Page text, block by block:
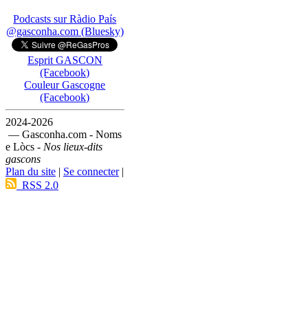
Podcasts sur Ràdio País
@gasconha.com (Bluesky)
Esprit GASCON
(Facebook)
Couleur Gascogne
(Facebook)
2024-2026
— Gasconha.com - Noms
e Lòcs - Nos lieux-dits
gascons
Plan du site | Se connecter|
RSS 2.0